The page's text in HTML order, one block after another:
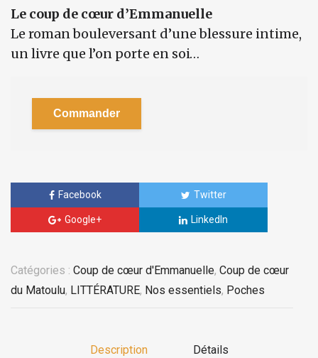
Le coup de cœur d’Emmanuelle
Le roman bouleversant d’une blessure intime,
un livre que l’on porte en soi…
Commander
Facebook Twitter
Google+ LinkedIn
Catégories : Coup de cœur d'Emmanuelle, Coup de cœur
du Matoulu, LITTÉRATURE, Nos essentiels, Poches
Description Détails